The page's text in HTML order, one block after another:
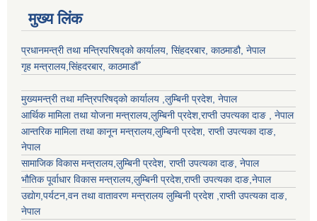
मुख्य लिंक
प्रधानमन्त्री तथा मन्त्रिपरिषद्को कार्यालय, सिंहदरबार, काठमाडौ, नेपाल
गृह मन्त्रालय,सिंहदरबार, काठमाडौँ
मुख्यमन्त्री तथा मन्त्रिपरिषद्को कार्यालय ,लुम्बिनी प्रदेश, नेपाल
आर्थिक मामिला तथा योजना मन्त्रालय,लुम्बिनी प्रदेश,राप्ती उपत्यका दाङ , नेपाल
आन्तरिक मामिला तथा कानून मन्त्रालय,लुम्बिनी प्रदेश, राप्ती उपत्यका दाङ,
नेपाल
सामाजिक विकास मन्त्रालय,लुम्बिनी प्रदेश, राप्ती उपत्यका दाङ, नेपाल
भौतिक पूर्वाधार विकास मन्त्रालय,लुम्बिनी प्रदेश,राप्ती उपत्यका दाङ,नेपाल
उद्याेग,पर्यटन,वन तथा वातावरण मन्त्रालय लुम्बिनी प्रदेश ,राप्ती उपत्यका दाङ,
नेपाल